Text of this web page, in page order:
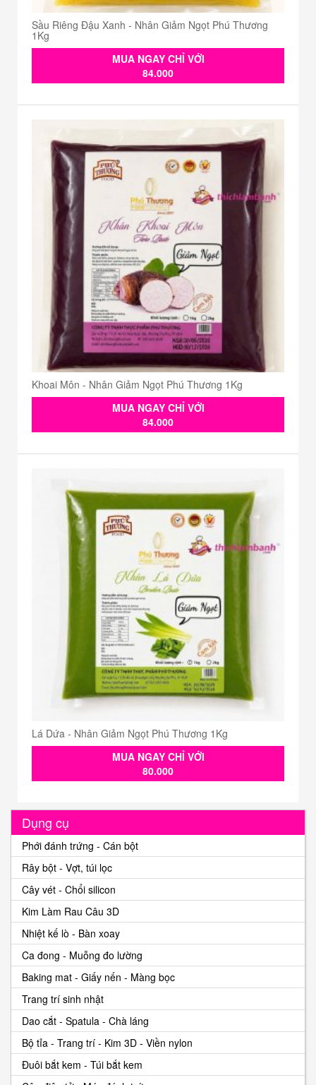
Sầu Riêng Đậu Xanh - Nhân Giảm Ngọt Phú Thương
1Kg
MUA NGAY CHỈ VỚI
84.000
Khoai Môn - Nhân Giảm Ngọt Phú Thương 1Kg
MUA NGAY CHỈ VỚI
84.000
Lá Dứa - Nhân Giảm Ngọt Phú Thương 1Kg
MUA NGAY CHỈ VỚI
80.000
Dụng cụ
Phới đánh trứng - Cán bột
Rây bột - Vợt, túi lọc
Cây vét - Chổi silicon
Kim Làm Rau Câu 3D
Nhiệt kế lò - Bàn xoay
Ca đong - Muỗng đo lường
Baking mat - Giấy nến - Màng bọc
Trang trí sinh nhật
Dao cắt - Spatula - Chà láng
Bộ tỉa - Trang trí - Kim 3D - Viền nylon
Đuôi bắt kem - Túi bắt kem